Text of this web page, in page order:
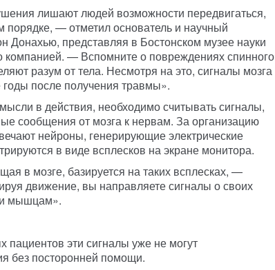
лишают людей возможности передвигаться,
порядке, — отметил основатель и научный
Донахью, представляя в Бостонском музее науки
компанией. — Вспомните о повреждениях спинного
разум от тела. Несмотря на это, сигналы мозга
годы после получения травмы».
в действия, необходимо считывать сигналы,
сообщения от мозга к нервам. За организацию
нейроны, генерирующие электрические
в виде всплесков на экране монитора.
в мозге, базируется на таких всплесках, —
движение, вы направляете сигналы о своих
и мышцам».
эти сигналы уже не могут
без посторонней помощи.